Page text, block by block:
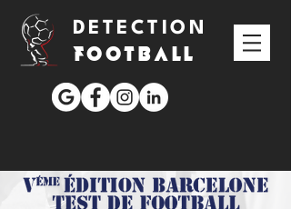
DETECTION
FOOTBALL